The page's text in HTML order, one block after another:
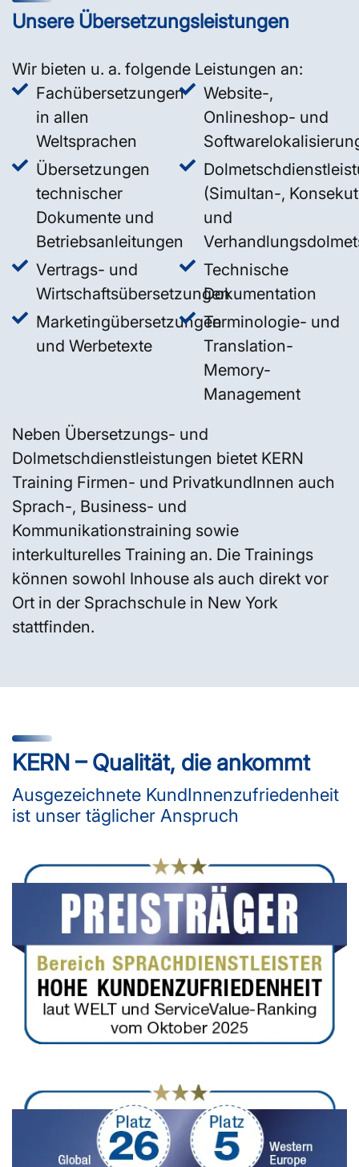
Unsere Übersetzungsleistungen
Wir bieten u. a. folgende Leistungen an:
Fachübersetzungen
in allen
Weltsprachen
Übersetzungen
technischer
Dokumente und
Betriebsanleitungen
Vertrags- und
Wirtschaftsübersetzungen
Marketingübersetzungen
und Werbetexte
Website-,
Onlineshop- und
(Simultan-,
und
Technische
Dokumentation
Terminologie- und
Translation-
Memory-
Management
Neben Übersetzungs- und
Dolmetschdienstleistungen bietet KERN
Training Firmen- und PrivatkundInnen auch
Sprach-, Business- und
Kommunikationstraining sowie
interkulturelles Training an. Die Trainings
können sowohl Inhouse als auch direkt vor
Ort in der Sprachschule in New York
stattfinden.
KERN – Qualität, die ankommt
Ausgezeichnete KundInnenzufriedenheit
ist unser täglicher Anspruch